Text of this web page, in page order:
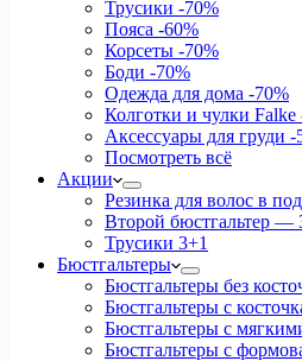
Трусики -70%
Пояса -60%
Корсеты -70%
Боди -70%
Одежда для дома -70%
Колготки и чулки Falke
Аксессуары для груди -
Посмотреть всё
Акции
Резинка для волос в
Второй бюстгальтер —
Трусики 3+1
Бюстгальтеры
Бюстгальтеры без
Бюстгальтеры с
Бюстгальтеры с
Бюстгальтеры с